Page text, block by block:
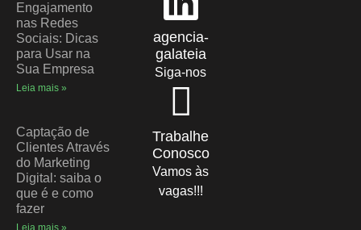
Engajamento
nas Redes
Sociais: Dicas
para Usar na
Sua Empresa
Leia mais »
Captação de
Clientes Através
do Marketing
Digital: saiba o
que é e como
fazer
Leia mais »
agencia-
galateia
Siga-nos
Trabalhe
Conosco
Vamos às
vagas!!!